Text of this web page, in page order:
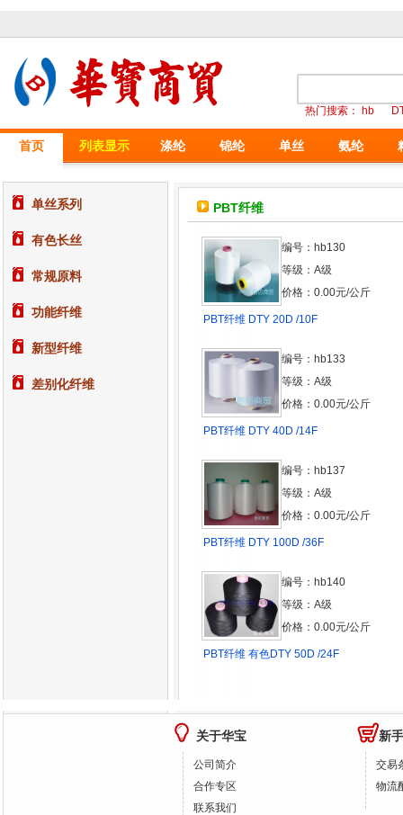
热门搜索： hb
首页 列表显示 涤纶 锦纶 单丝 氨纶
单丝系列
有色长丝
常规原料
功能纤维
新型纤维
差别化纤维
PBT纤维
编号：hb130
等级：A级
价格：0.00元/公斤
PBT纤维 DTY 20D /10F
编号：hb133
等级：A级
价格：0.00元/公斤
PBT纤维 DTY 40D /14F
编号：hb137
等级：A级
价格：0.00元/公斤
PBT纤维 DTY 100D /36F
编号：hb140
等级：A级
价格：0.00元/公斤
PBT纤维 有色DTY 50D /24F
关于华宝
公司简介
合作专区
联系我们
新
交易
物流